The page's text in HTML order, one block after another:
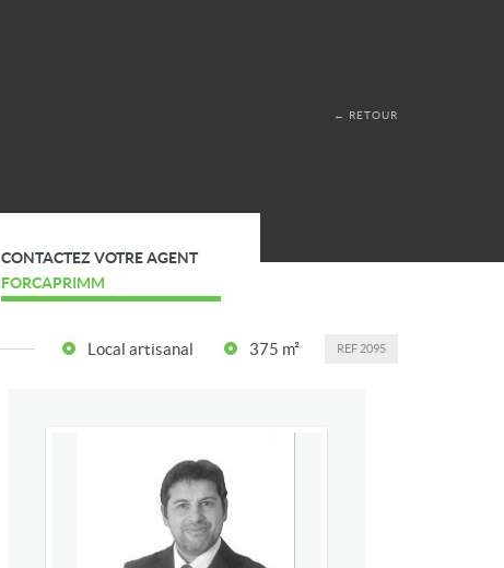
← RETOUR
CONTACTEZ VOTRE AGENT
FORCAPRIMM
Local artisanal 375 m² REF 2095